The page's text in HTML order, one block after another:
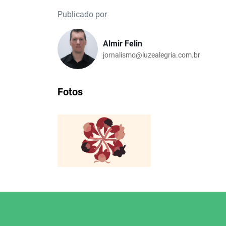
Publicado por
Almir Felin
jornalismo@luzealegria.com.br
Fotos